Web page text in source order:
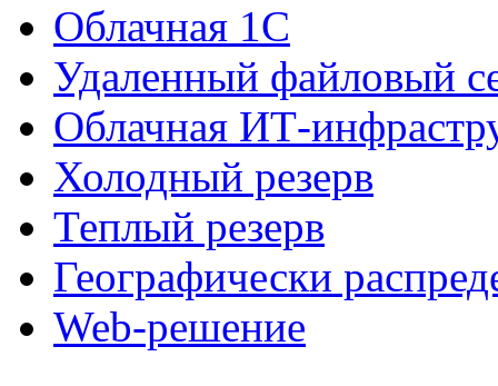
Облачная 1С
Удаленный файловый
Облачная ИТ-
Холодный резерв
Теплый резерв
Географически
Web-решение